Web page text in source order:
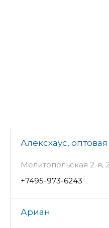
Алексхаус,
Мелитопольская 2-я,
+7495-973-6243
Ариан